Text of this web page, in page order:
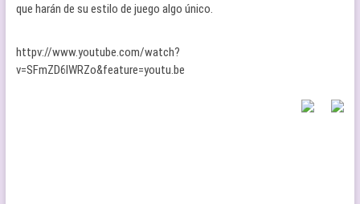
que harán de su estilo de juego algo único.
httpv://www.youtube.com/watch?
v=SFmZD6lWRZo&feature=youtu.be